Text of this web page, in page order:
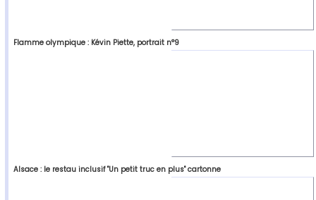
Flamme olympique : Kévin Piette, portrait n°9
Alsace : le restau inclusif "Un petit truc en plus" cartonne